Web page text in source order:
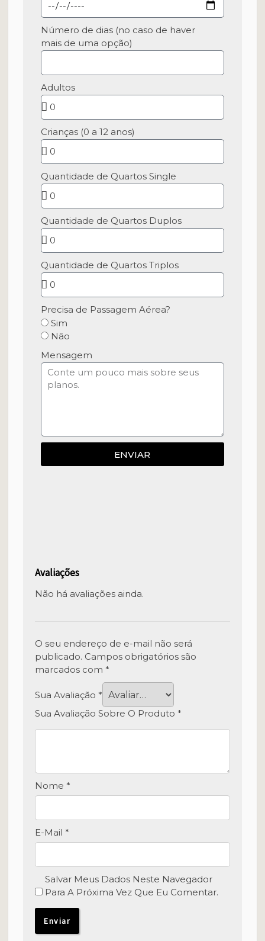
Número de dias (no caso de haver
mais de uma opção)
Adultos
Crianças (0 a 12 anos)
Quantidade de Quartos Single
Quantidade de Quartos Duplos
Quantidade de Quartos Triplos
Precisa de Passagem Aérea?
Sim
Nâo
Mensagem
ENVIAR
Avaliações
Não há avaliações ainda.
O seu endereço de e-mail não será
publicado. Campos obrigatórios são
marcados com *
Sua Avaliação *
Sua Avaliação Sobre O Produto *
Nome *
E-Mail *
Salvar Meus Dados Neste Navegador
Para A Próxima Vez Que Eu Comentar.